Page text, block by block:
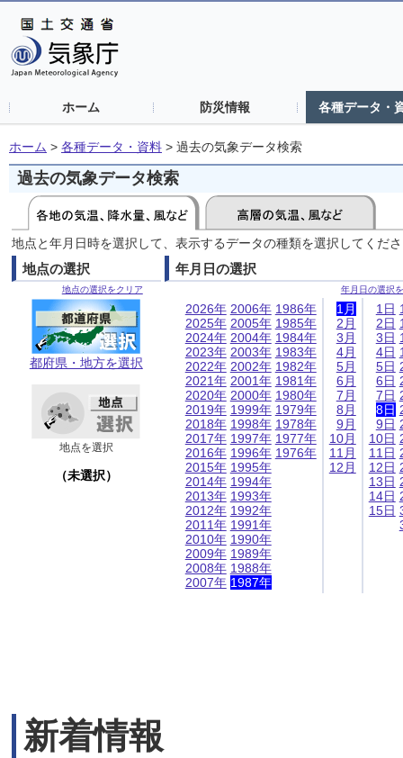
ホーム 防災情報 各種データ・
ホーム > 各種データ・資料 > 過去の気象データ検索
過去の気象データ検索
地点と年月日時を選択して、表示するデータの種類を選択してくだ
地点の選択
地点の選択をクリア
都府県・地方を選択
地点を選択
（未選択）
年月日の選択
年月日の選択
2026年
2025年
2024年
2023年
2022年
2021年
2020年
2019年
2018年
2017年
2016年
2015年
2014年
2013年
2012年
2011年
2010年
2009年
2008年
2007年
2006年
2005年
2004年
2003年
2002年
2001年
2000年
1999年
1998年
1997年
1996年
1995年
1994年
1993年
1992年
1991年
1990年
1989年
1988年
1987年
1986年
1985年
1984年
1983年
1982年
1981年
1980年
1979年
1978年
1977年
1976年
1月
2月
3月
4月
5月
6月
7月
8月
9月
10月
11月
12月
1日
2日
3日
4日
5日
6日
7日
8日
9日
10日
11日
12日
13日
14日
15日
新着情報